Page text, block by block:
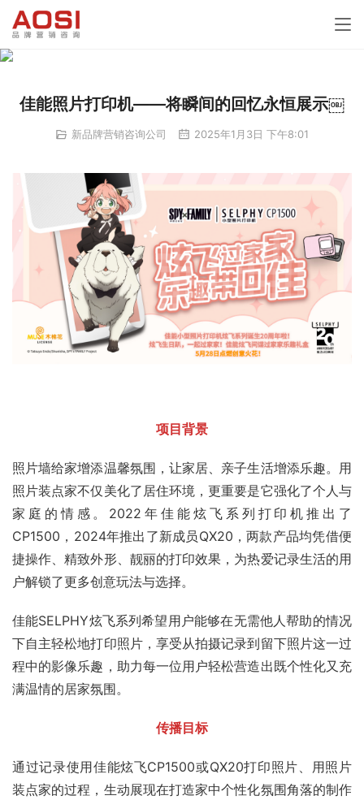
佳能照片打印机——将瞬间的回忆永恒展示￼
新品牌营销咨询公司 2025年1月3日 下午8:01
项目背景
照片墙给家增添温馨氛围，让家居、亲子生活增添乐趣。用
照片装点家不仅美化了居住环境，更重要是它强化了个人与
家庭的情感。2022年佳能炫飞系列打印机推出了
CP1500，2024年推出了新成员QX20，两款产品均凭借便
捷操作、精致外形、靓丽的打印效果，为热爱记录生活的用
户解锁了更多创意玩法与选择。
佳能SELPHY炫飞系列希望用户能够在无需他人帮助的情况
下自主轻松地打印照片，享受从拍摄记录到留下照片这一过
程中的影像乐趣，助力每一位用户轻松营造出既个性化又充
满温情的居家氛围。
传播目标
通过记录使用佳能炫飞CP1500或QX20打印照片、用照片
装点家的过程，生动展现在打造家中个性化氛围角落的制作